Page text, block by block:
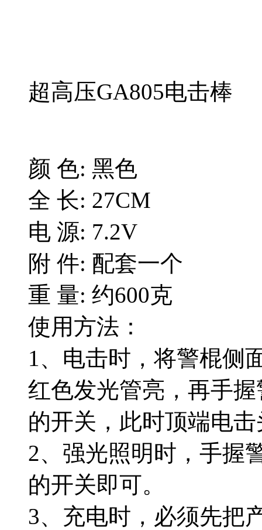
超高压GA805电击棒
颜 色: 黑色
全 长: 27CM
电 源: 7.2V
附 件: 配套一个
重 量: 约600克
使用方法：
1、电击时，将警棍侧
红色发光管亮，再手
的开关，此时顶端电
2、强光照明时，手握
的开关即可。
3、充电时，必须先把